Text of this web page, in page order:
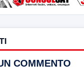
COMMENTO